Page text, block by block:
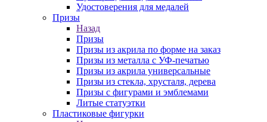
Удостоверения для медалей
Призы
Назад
Призы
Призы из акрила по форме на заказ
Призы из металла с УФ-печатью
Призы из акрила универсальные
Призы из стекла, хрусталя, дерева
Призы с фигурами и эмблемами
Литые статуэтки
Пластиковые фигурки